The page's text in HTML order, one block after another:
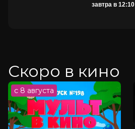
завтра в 12:10
Скоро в кино
с 8 августа